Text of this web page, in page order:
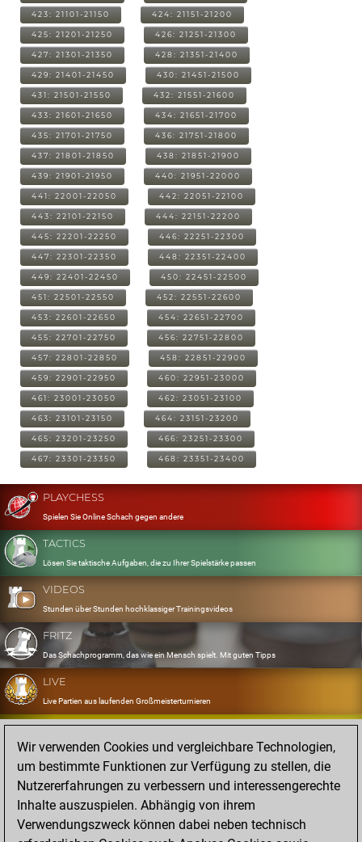
423: 21101-21150 424: 21151-21200
425: 21201-21250 426: 21251-21300
427: 21301-21350 428: 21351-21400
429: 21401-21450 430: 21451-21500
431: 21501-21550 432: 21551-21600
433: 21601-21650 434: 21651-21700
435: 21701-21750 436: 21751-21800
437: 21801-21850 438: 21851-21900
439: 21901-21950 440: 21951-22000
441: 22001-22050 442: 22051-22100
443: 22101-22150 444: 22151-22200
445: 22201-22250 446: 22251-22300
447: 22301-22350 448: 22351-22400
449: 22401-22450 450: 22451-22500
451: 22501-22550 452: 22551-22600
453: 22601-22650 454: 22651-22700
455: 22701-22750 456: 22751-22800
457: 22801-22850 458: 22851-22900
459: 22901-22950 460: 22951-23000
461: 23001-23050 462: 23051-23100
463: 23101-23150 464: 23151-23200
465: 23201-23250 466: 23251-23300
467: 23301-23350 468: 23351-23400
PLAYCHESS
Spielen Sie Online Schach gegen andere
TACTICS
Lösen Sie taktische Aufgaben, die zu Ihrer Spielstärke passen
VIDEOS
Stunden über Stunden hochklassiger Trainingsvideos
FRITZ
Das Schachprogramm, das wie ein Mensch spielt. Mit guten Tipps
LIVE
Live Partien aus laufenden Großmeisterturnieren
OPENINGS
Erfassen und Üben Sie Ihr Eröffnungsrepertoire
DATABASE
Acht Millionen starke Partien
MYGAMES
Speichern und analysieren Sie eigene Partien in der Cloud
Wir verwenden Cookies und vergleichbare Technologien,
um bestimmte Funktionen zur Verfügung zu stellen, die
Nutzererfahrungen zu verbessern und interessengerechte
Inhalte auszuspielen. Abhängig von ihrem
Verwendungszweck können dabei neben technisch